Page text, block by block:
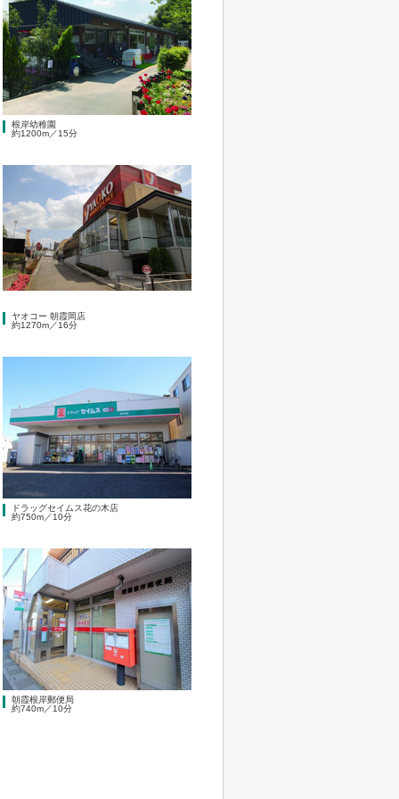
根岸幼稚園
約1200m／15分
ヤオコー 朝霞岡店
約1270m／16分
ドラッグセイムス花の木店
約750m／10分
朝霞根岸郵便局
約740m／10分